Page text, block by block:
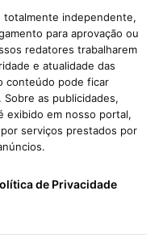
totalmente independente,
para aprovação ou
redatores trabalharem
e atualidade das
conteúdo pode ficar
as publicidades,
exibido em nosso portal,
serviços prestados por
de Privacidade